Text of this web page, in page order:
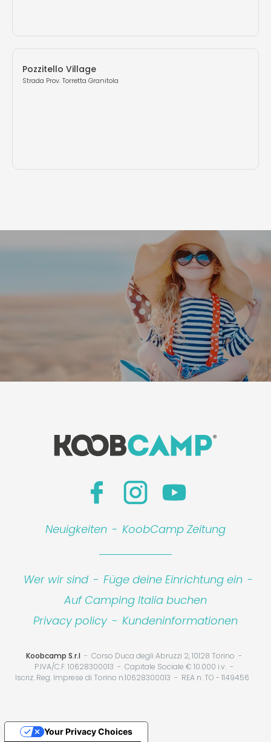
Pozzitello Village
Strada Prov. Torretta Granitola
Neuigkeiten - KoobCamp Zeitung
Wer wir sind - Füge deine Einrichtung ein -
Auf Camping Italia buchen
Privacy policy - Kundeninformationen
Koobcamp S.r.l
Corso Duca degli Abruzzi 2, 10128 Torino
P.IVA/C.F. 10628300013
Capitale Sociale € 10.000 i.v.
Iscriz. Reg. Imprese di Torino n.10628300013
REA n. TO - 1149456
Your Privacy Choices